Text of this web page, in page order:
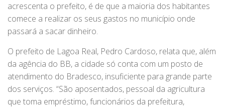
acrescenta o prefeito, é de que a maioria dos habitantes
comece a realizar os seus gastos no município onde
passará a sacar dinheiro.
O prefeito de Lagoa Real, Pedro Cardoso, relata que, além
da agência do BB, a cidade só conta com um posto de
atendimento do Bradesco, insuficiente para grande parte
dos serviços. “São aposentados, pessoal da agricultura
que toma empréstimo, funcionários da prefeitura,